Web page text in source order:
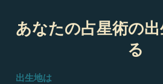
あなたの占星術の出
る
出生地は